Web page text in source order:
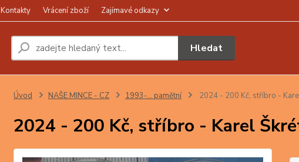
Kontakty Vrácení zboží Zajímavé odkazy
Hledat
Úvod NAŠE MINCE - CZ 1993-… pamětní 2024 - 200 Kč, stříbro -
2024 - 200 Kč, stříbro - Karel